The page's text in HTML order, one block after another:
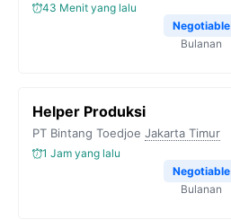
43 Menit yang lalu
Negotiable
Bulanan
Helper Produksi
PT Bintang Toedjoe Jakarta Timur
1 Jam yang lalu
Negotiable
Bulanan